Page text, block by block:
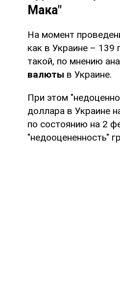
Мака"
На момент
как в Украине – 139
такой, по мнению
валюты в Украине.
При этом
доллара в Украине
по состоянию на 2
"недооцененность"